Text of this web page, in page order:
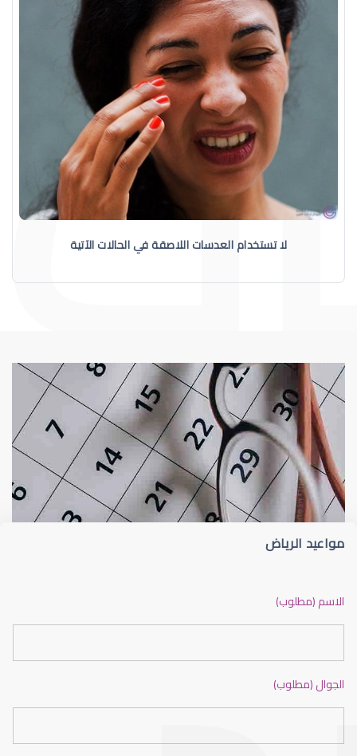
لا تستخدام العدسات اللاصقة في الحالات الآتية
عيوب الإبصار
العدسات اللاصقة
العدسات اللاصقة الصلبة
مواعيد الرياض
الاسم (مطلوب)
الجوال (مطلوب)